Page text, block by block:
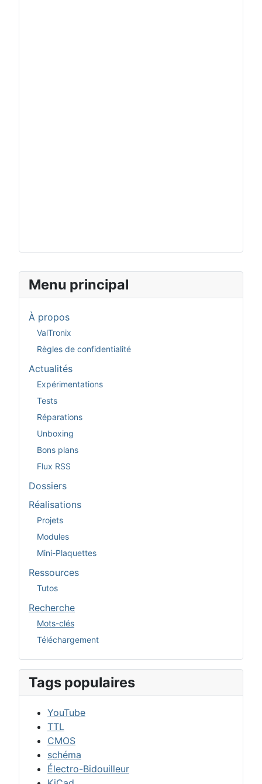
Menu principal
À propos
ValTronix
Règles de confidentialité
Actualités
Expérimentations
Tests
Réparations
Unboxing
Bons plans
Flux RSS
Dossiers
Réalisations
Projets
Modules
Mini-Plaquettes
Ressources
Tutos
Recherche
Mots-clés
Téléchargement
Tags populaires
YouTube
TTL
CMOS
schéma
Électro-Bidouilleur